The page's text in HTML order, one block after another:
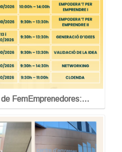
FemEmprenedores:…